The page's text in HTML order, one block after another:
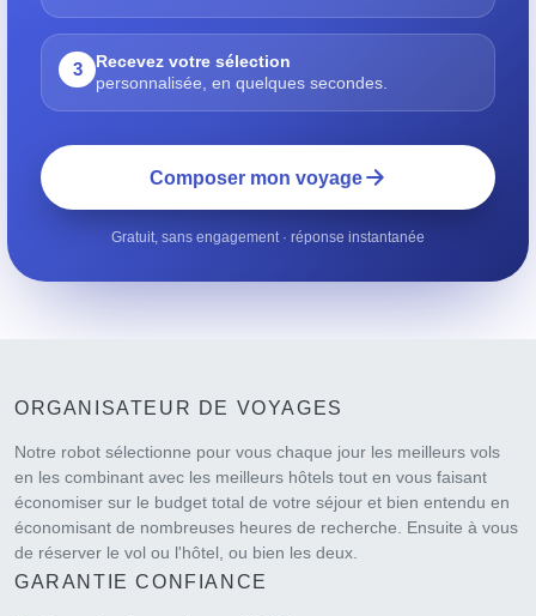
3
Recevez votre sélection
personnalisée, en quelques secondes.
Composer mon voyage
Gratuit, sans engagement · réponse instantanée
ORGANISATEUR DE VOYAGES
Notre robot sélectionne pour vous chaque jour les meilleurs vols
en les combinant avec les meilleurs hôtels tout en vous faisant
économiser sur le budget total de votre séjour et bien entendu en
économisant de nombreuses heures de recherche. Ensuite à vous
de réserver le vol ou l'hôtel, ou bien les deux.
GARANTIE CONFIANCE